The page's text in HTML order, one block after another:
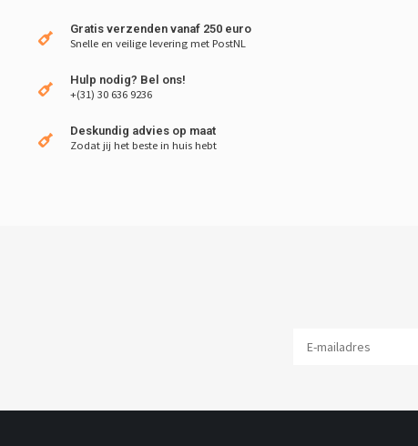
Gratis verzenden vanaf 250 euro
Snelle en veilige levering met PostNL
Hulp nodig? Bel ons!
+(31) 30 636 9236
Deskundig advies op maat
Zodat jij het beste in huis hebt